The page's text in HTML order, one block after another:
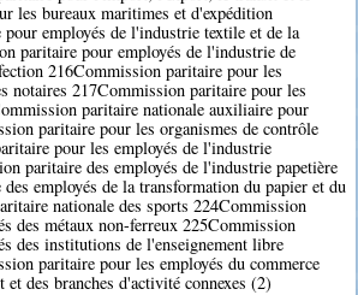
les bureaux maritimes et d'expédition
employés de l'industrie textile et de la
paritaire pour employés de l'industrie de
216Commission paritaire pour les
notaires 217Commission paritaire pour les
paritaire nationale auxiliaire pour
paritaire pour les organismes de contrôle
pour les employés de l'industrie
paritaire des employés de l'industrie papetière
employés de la transformation du papier et du
nationale des sports 224Commission
des métaux non-ferreux 225Commission
des institutions de l'enseignement libre
paritaire pour les employés du commerce
des branches d'activité connexes (2)